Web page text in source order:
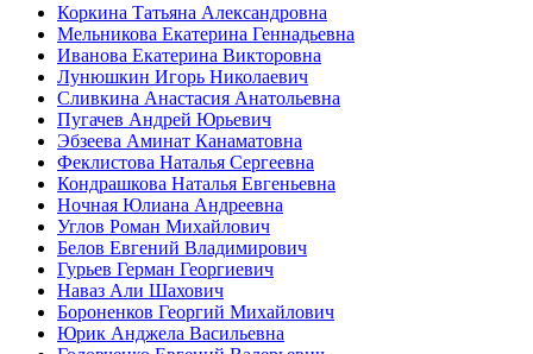
Коркина Татьяна Александровна
Мельникова Екатерина Геннадьевна
Иванова Екатерина Викторовна
Лунюшкин Игорь Николаевич
Сливкина Анастасия Анатольевна
Пугачев Андрей Юрьевич
Эбзеева Аминат Канаматовна
Феклистова Наталья Сергеевна
Кондрашкова Наталья Евгеньевна
Ночная Юлиана Андреевна
Углов Роман Михайлович
Белов Евгений Владимирович
Гурьев Герман Георгиевич
Наваз Али Шахович
Бороненков Георгий Михайлович
Юрик Анджела Васильевна